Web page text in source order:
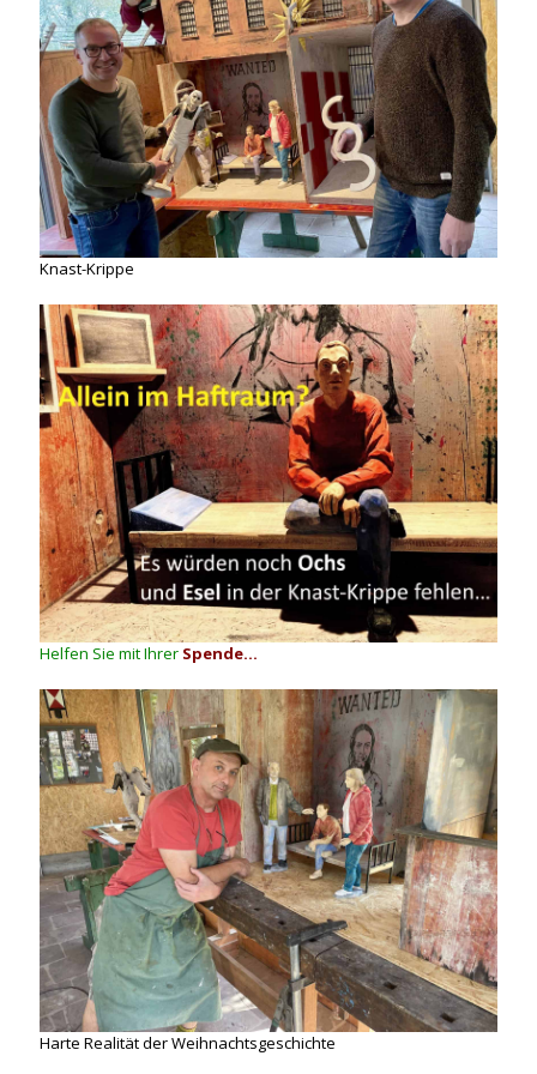
Knast-Krippe
Helfen Sie mit Ihrer Spende...
Harte Realität der Weihnachtsgeschichte